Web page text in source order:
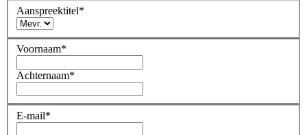
Aanspreektitel*
Voornaam*
Achternaam*
E-mail*